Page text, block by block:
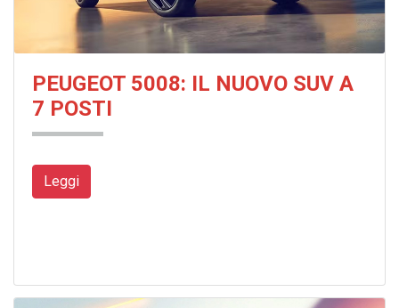
PEUGEOT 5008: IL NUOVO SUV A
7 POSTI
Leggi